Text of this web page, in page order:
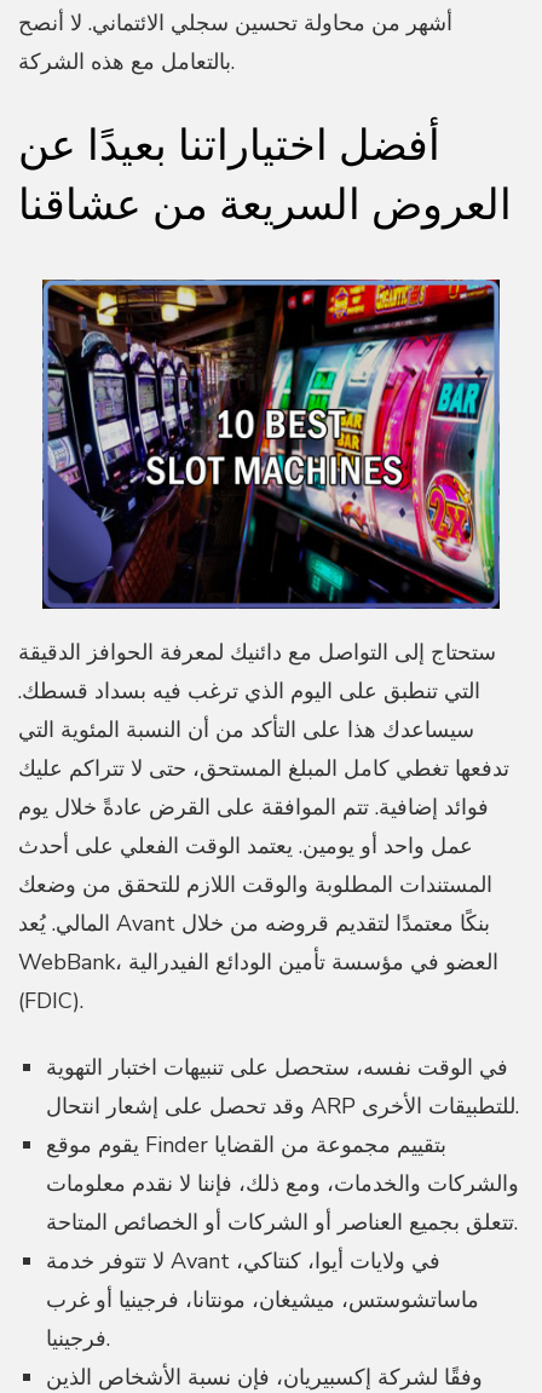
أشهر من محاولة تحسين سجلي الائتماني. لا أنصح
بالتعامل مع هذه الشركة.
أفضل اختياراتنا بعيدًا عن
العروض السريعة من عشاقنا
ستحتاج إلى التواصل مع دائنيك لمعرفة الحوافز الدقيقة
التي تنطبق على اليوم الذي ترغب فيه بسداد قسطك.
سيساعدك هذا على التأكد من أن النسبة المئوية التي
تدفعها تغطي كامل المبلغ المستحق، حتى لا تتراكم عليك
فوائد إضافية. تتم الموافقة على القرض عادةً خلال يوم
عمل واحد أو يومين. يعتمد الوقت الفعلي على أحدث
المستندات المطلوبة والوقت اللازم للتحقق من وضعك
المالي. يُعد Avant بنكًا معتمدًا لتقديم قروضه من خلال
WebBank، العضو في مؤسسة تأمين الودائع الفيدرالية
(FDIC).
في الوقت نفسه، ستحصل على تنبيهات اختبار التهوية
وقد تحصل على إشعار انتحال ARP للتطبيقات الأخرى.
يقوم موقع Finder بتقييم مجموعة من القضايا
والشركات والخدمات، ومع ذلك، فإننا لا نقدم معلومات
تتعلق بجميع العناصر أو الشركات أو الخصائص المتاحة.
لا تتوفر خدمة Avant في ولايات أيوا، كنتاكي،
ماساتشوستس، ميشيغان، مونتانا، فرجينيا أو غرب
فرجينيا.
وفقًا لشركة إكسبيريان، فإن نسبة الأشخاص الذين